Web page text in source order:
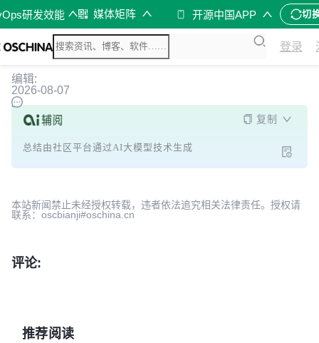
研发效能 媒体矩阵 开源中国APP 切
登录
编辑:
2026-08-07
复制
总结由社区平台通过AI大模型技术生成
本站新闻禁止未经授权转载，违者依法追究相关法律责任。授权请
联系：oscbianji#oschina.cn
评论:
推荐阅读